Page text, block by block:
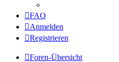
FAQ
Anmelden
Registrieren
Foren-Übersicht